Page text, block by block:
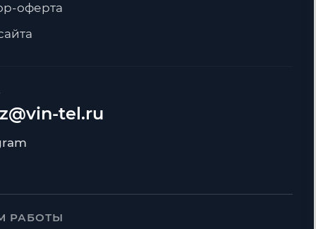
tel.ru
РАБОТЫ
оферта